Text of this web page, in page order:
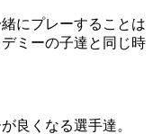
にプレーすることは
ミーの子達と同じ時
良くなる選手達。